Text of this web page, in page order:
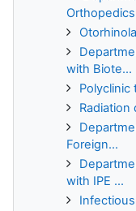
Orthopedics
with Biote...
Polyclinic
Radiation
Foreign...
with IPE ...